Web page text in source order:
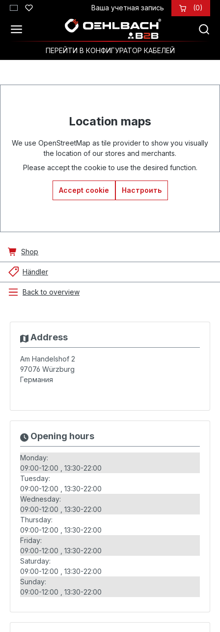
Перейти к основному содержанию
Ваша учетная запись (0)
ПЕРЕЙТИ В КОНФИГУРАТОР КАБЕЛЕЙ
Location maps
We use OpenStreetMap as tile provider to show you visually
the location of our stores and merchants.
Please accept the cookie to use the desired function.
Accept cookie Настроить
Shop
Händler
Back to overview
Address
Am Handelshof 2
97076 Würzburg
Германия
Opening hours
Monday:
09:00-12:00
13:30-22:00
Tuesday:
09:00-12:00
13:30-22:00
Wednesday:
09:00-12:00
13:30-22:00
Thursday:
09:00-12:00
13:30-22:00
Friday:
09:00-12:00
13:30-22:00
Saturday:
09:00-12:00
13:30-22:00
Sunday:
09:00-12:00
13:30-22:00